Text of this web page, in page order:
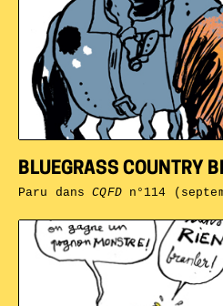
BLUEGRASS COUNTRY
Paru dansCQFDn°114